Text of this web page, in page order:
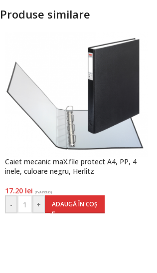
Produse similare
Caiet mecanic maX.file protect A4, PP, 4
inele, culoare negru, Herlitz
17.20 lei (TVA inclus)
- + ADAUGĂ ÎN COȘ